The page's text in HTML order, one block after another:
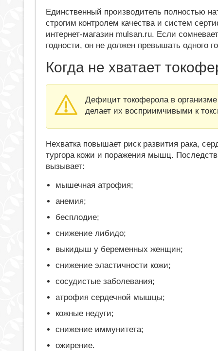
Единственный производитель полностью
строгим контролем качества и систем
интернет-магазин mulsan.ru. Если
годности, он не должен превышать одного
Когда не хватает
Дефицит токоферола в организме
делает их восприимчивыми к
Нехватка повышает риск развития рака,
тургора кожи и поражения мышц.
вызывает:
мышечная атрофия;
анемия;
бесплодие;
снижение либидо;
выкидыш у беременных женщин;
снижение эластичности кожи;
сосудистые заболевания;
атрофия сердечной мышцы;
кожные недуги;
снижение иммунитета;
ожирение.